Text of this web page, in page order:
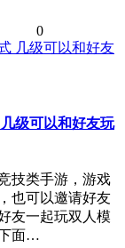
0
级可以和好友玩
技类手游，游戏
也可以邀请好友
友一起玩双人模
面…